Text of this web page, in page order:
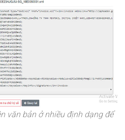
văn bản ở nhiều định dạng để